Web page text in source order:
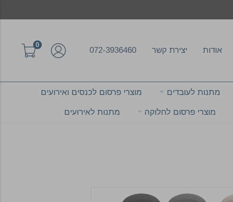
אודות יצירת קשר 072-3936460
0
מתנות לעובדים מוצרי פרסום לכנסים ואירועים
מוצרי פרסום לחלוקה מתנות לאירועים